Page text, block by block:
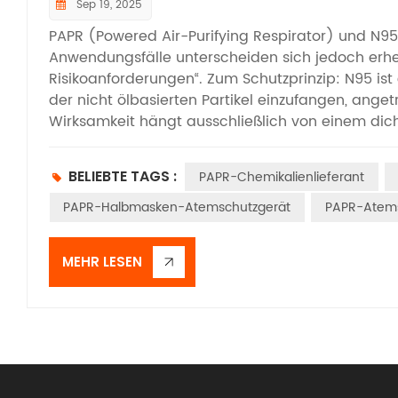
Sep 19, 2025
PAPR (Powered Air-Purifying Respirator) und
Anwendungsfälle unterscheiden sich jedoch
Risikoanforderungen“. Zum Schutzprinzip: N95
der nicht ölbasierten Partikel einzufangen,
Wirksamkeit hängt ausschließlich von einem
Verunreinigungen von außen. Für Leistung und
geeignet für geringe bis mittlere Risiken (z. B.
bietet so höheren Schutz. Es eignet sich für
Benutzer mit Gesichtsbehaarung (die keine
sehr unterschiedlich: N95-Masken müssen eng
BELIEBTE TAGS : PAPR-Chemikalienlieferant
PAPR-Halbmasken-Atemschutzgerät
PAPR-
MEHR LESEN